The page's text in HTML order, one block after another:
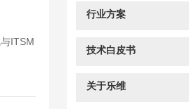
ITSM
行业方案
技术白皮书
关于乐维